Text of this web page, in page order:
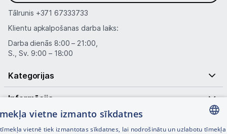
Tālrunis +371 67333733
Klientu apkalpošanas darba laiks:
Darba dienās 8:00 – 21:00,
S., Sv. 9:00 – 18:00
Kategorijas
Informācija
Noderīgas saites
vietne izmanto sīkdatnes
vietnē tiek izmantotas sīkdatnes, lai nodrošinātu un uzlabotu tīmekļa